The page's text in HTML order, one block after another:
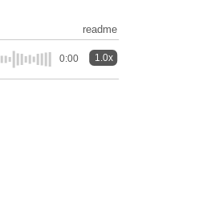
readme
0:00 1.0x